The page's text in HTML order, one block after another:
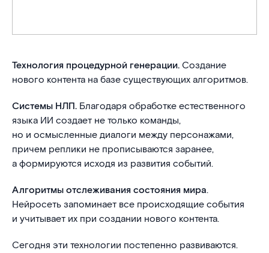
Технология процедурной генерации.Создание
нового контента на базе существующих алгоритмов.
Системы НЛП. Благодаря обработке естественного
языка ИИ создает не только команды,
но и осмысленные диалоги между персонажами,
причем реплики не прописываются заранее,
а формируются исходя из развития событий.
Алгоритмы отслеживания состояния мира.
Нейросеть запоминает все происходящие события
и учитывает их при создании нового контента.
Сегодня эти технологии постепенно развиваются.